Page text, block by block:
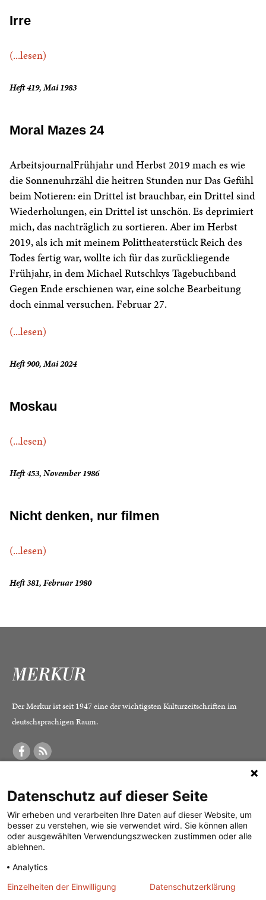
Irre
(...lesen)
Heft 419, Mai 1983
Moral Mazes 24
ArbeitsjournalFrühjahr und Herbst 2019 mach es wie
die Sonnenuhrzähl die heitren Stunden nur Das Gefühl
beim Notieren: ein Drittel ist brauchbar, ein Drittel sind
Wiederholungen, ein Drittel ist unschön. Es deprimiert
mich, das nachträglich zu sortieren. Aber im Herbst
2019, als ich mit meinem Polittheaterstück Reich des
Todes fertig war, wollte ich für das zurückliegende
Frühjahr, in dem Michael Rutschkys Tagebuchband
Gegen Ende erschienen war, eine solche Bearbeitung
doch einmal versuchen. Februar 27.
(...lesen)
Heft 900, Mai 2024
Moskau
(...lesen)
Heft 453, November 1986
Nicht denken, nur filmen
(...lesen)
Heft 381, Februar 1980
Der Merkur ist seit 1947 eine der wichtigsten Kulturzeitschriften im
deutschsprachigen Raum.
Was ist der Merkur?
Herausgeber /
Redaktion
Verlag
Alle Abos im Überblick
Print-Abo
Digital-Abo
Abo kündigen
Impressum
Datenschutz
Mediadaten
Datenschutz auf dieser Seite
Wir erheben und verarbeiten Ihre Daten auf dieser Website, um
besser zu verstehen, wie sie verwendet wird. Sie können allen
oder ausgewählten Verwendungszwecken zustimmen oder alle
ablehnen.
Analytics
Einzelheiten der Einwilligung
Datenschutzerklärung